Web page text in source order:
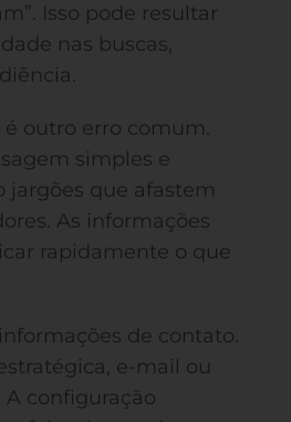
Isso pode resultar
nas buscas,
outro erro comum.
simples e
jargões que afastem
As informações
rapidamente o que
de contato.
e-mail ou
A configuração